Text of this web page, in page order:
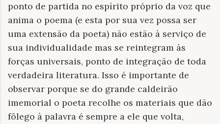
ponto de partida no espírito próprio da voz que
anima o poema (e esta por sua vez possa ser
uma extensão da poeta) não estão à serviço de
sua individualidade mas se reintegram às
forças universais, ponto de integração de toda
verdadeira literatura. Isso é importante de
observar porque se do grande caldeirão
imemorial o poeta recolhe os materiais que dão
fôlego à palavra é sempre a ele que volta,